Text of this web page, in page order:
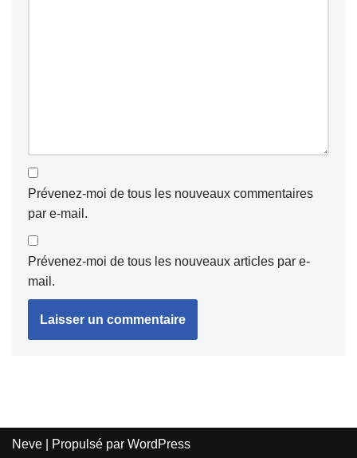
Prévenez-moi de tous les nouveaux commentaires
par e-mail.
Prévenez-moi de tous les nouveaux articles par e-
mail.
Neve | Propulsé par WordPress